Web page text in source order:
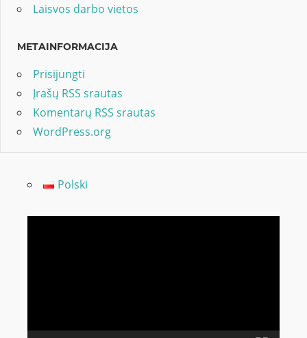
Laisvos darbo vietos
METAINFORMACIJA
Prisijungti
Įrašų RSS srautas
Komentarų RSS srautas
WordPress.org
Polski